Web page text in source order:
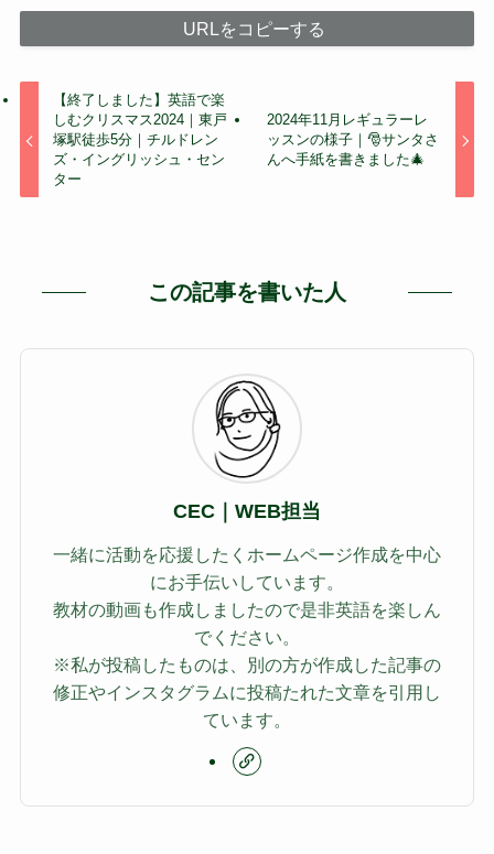
URLをコピーする
【終了しました】英語で楽
しむクリスマス2024｜東戸
塚駅徒歩5分｜チルドレン
ズ・イングリッシュ・セン
ター
2024年11月レギュラーレ
ッスンの様子｜🎅サンタさ
んへ手紙を書きました🎄
この記事を書いた人
CEC｜WEB担当
一緒に活動を応援したくホームページ作成を中心
にお手伝いしています。
教材の動画も作成しましたので是非英語を楽しん
でください。
※私が投稿したものは、別の方が作成した記事の
修正やインスタグラムに投稿たれた文章を引用し
ています。